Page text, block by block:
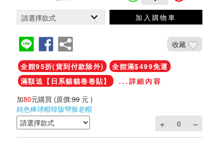
加入購物車
收藏
全館95折(貨到付款除外)
全館滿$499免運
滿額送【日系貓貓卷卷貼】
...詳細內容
加80元購買 (原價:99 元 )
純色棒球帽韓版彎簷老帽